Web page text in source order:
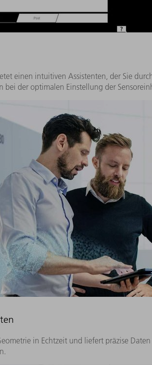
einen intuitiven Assistenten, der Sie
der optimalen Einstellung der
in Echtzeit und liefert präzise